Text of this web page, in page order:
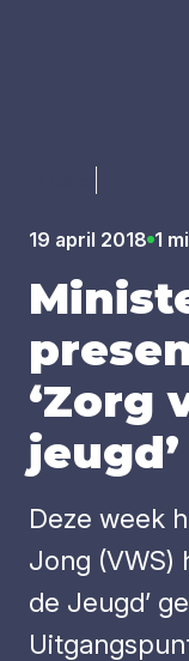
19 april 2018 1
‘Zorg
jeugd’
Deze week
Jong (VWS)
de Jeugd’